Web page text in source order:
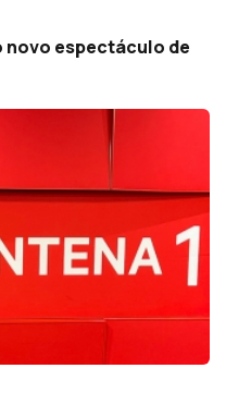
novo espectáculo de